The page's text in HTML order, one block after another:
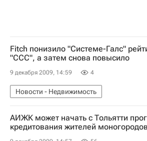
Fitch понизило "Системе-Галс"
"ССС", а затем снова повысило
9 декабря 2009, 14:59 4
Новости - Недвижимость
АИЖК может начать с Тольятти
кредитования жителей моногородов